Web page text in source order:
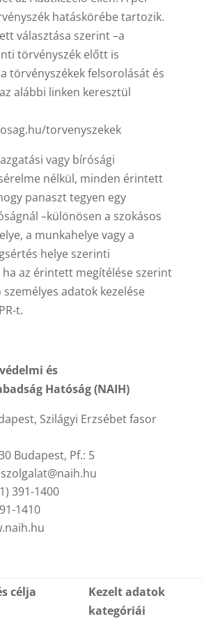
hatáskörébe tartozik.
választása szerint –a
törvényszék előtt is
törvényszékek felsorolását és
alábbi linken keresztül
torvenyszekek
vagy bírósági
nélkül, minden érintett
panaszt tegyen egy
–különösen a szokásos
a munkahelye vagy a
helye szerinti
ha az érintett megítélése szerint
adatok kezelése
t.
és
Hatóság (NAIH)
Szilágyi Erzsébet fasor
Budapest, Pf.: 5
391-1400
1410
célja
Kezelt adatok
kategóriái